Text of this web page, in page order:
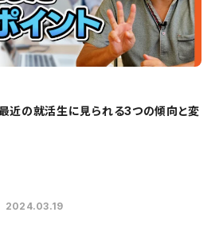
最近の就活生に見られる3つの傾向と変
2024.03.19